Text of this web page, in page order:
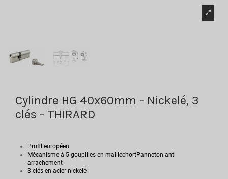
Cylindre HG 40x60mm - Nickelé, 3
clés - THIRARD
Profil européen
Mécanisme à 5 goupilles en maillechortPanneton anti
arrachement
3 clés en acier nickelé